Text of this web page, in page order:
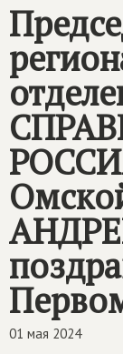
01 мая 2024